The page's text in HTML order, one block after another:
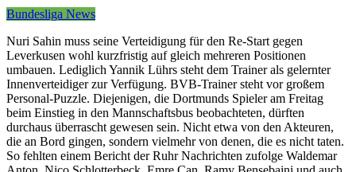
Bundesliga News
Nuri Sahin muss seine Verteidigung für den Re-Start gegen
Leverkusen wohl kurzfristig auf gleich mehreren Positionen
umbauen. Lediglich Yannik Lührs steht dem Trainer als gelernter
Innenverteidiger zur Verfügung. BVB-Trainer steht vor großem
Personal-Puzzle. Diejenigen, die Dortmunds Spieler am Freitag
beim Einstieg in den Mannschaftsbus beobachteten, dürften
durchaus überrascht gewesen sein. Nicht etwa von den Akteuren,
die an Bord gingen, sondern vielmehr von denen, die es nicht taten.
So fehlten einem Bericht der Ruhr Nachrichten zufolge Waldemar